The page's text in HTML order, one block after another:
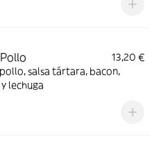
13,20 €
salsa tártara, bacon,
lechuga